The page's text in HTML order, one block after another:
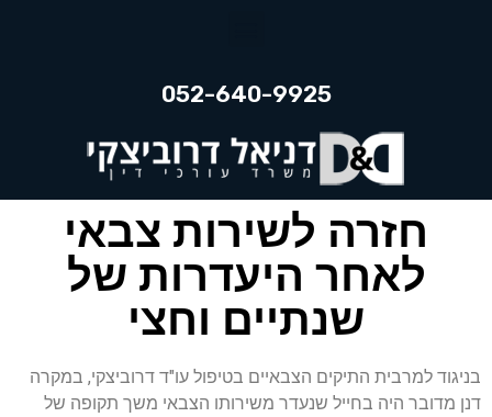
052-640-9925
חזרה לשירות צבאי
לאחר היעדרות של
שנתיים וחצי
בניגוד למרבית התיקים הצבאיים בטיפול עו"ד דרוביצקי, במקרה
דנן מדובר היה בחייל שנעדר משירותו הצבאי משך תקופה של